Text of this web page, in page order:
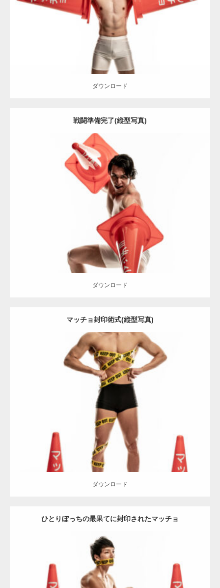
ダウンロード
ダウンロード
戦闘準備完了(縦型写真)
Update: 2022.01.30
カラーコーンとマッチョ その他
ダウンロード
マッチョ封印術式(縦型写真)
Update:2022.01.30
カラーコーンとマッチョ その他 AKIHITO(細マッチョ)
ダウンロード
ひとりぼっちの最果てに封印されたマッチョ
Update:2022.01.30